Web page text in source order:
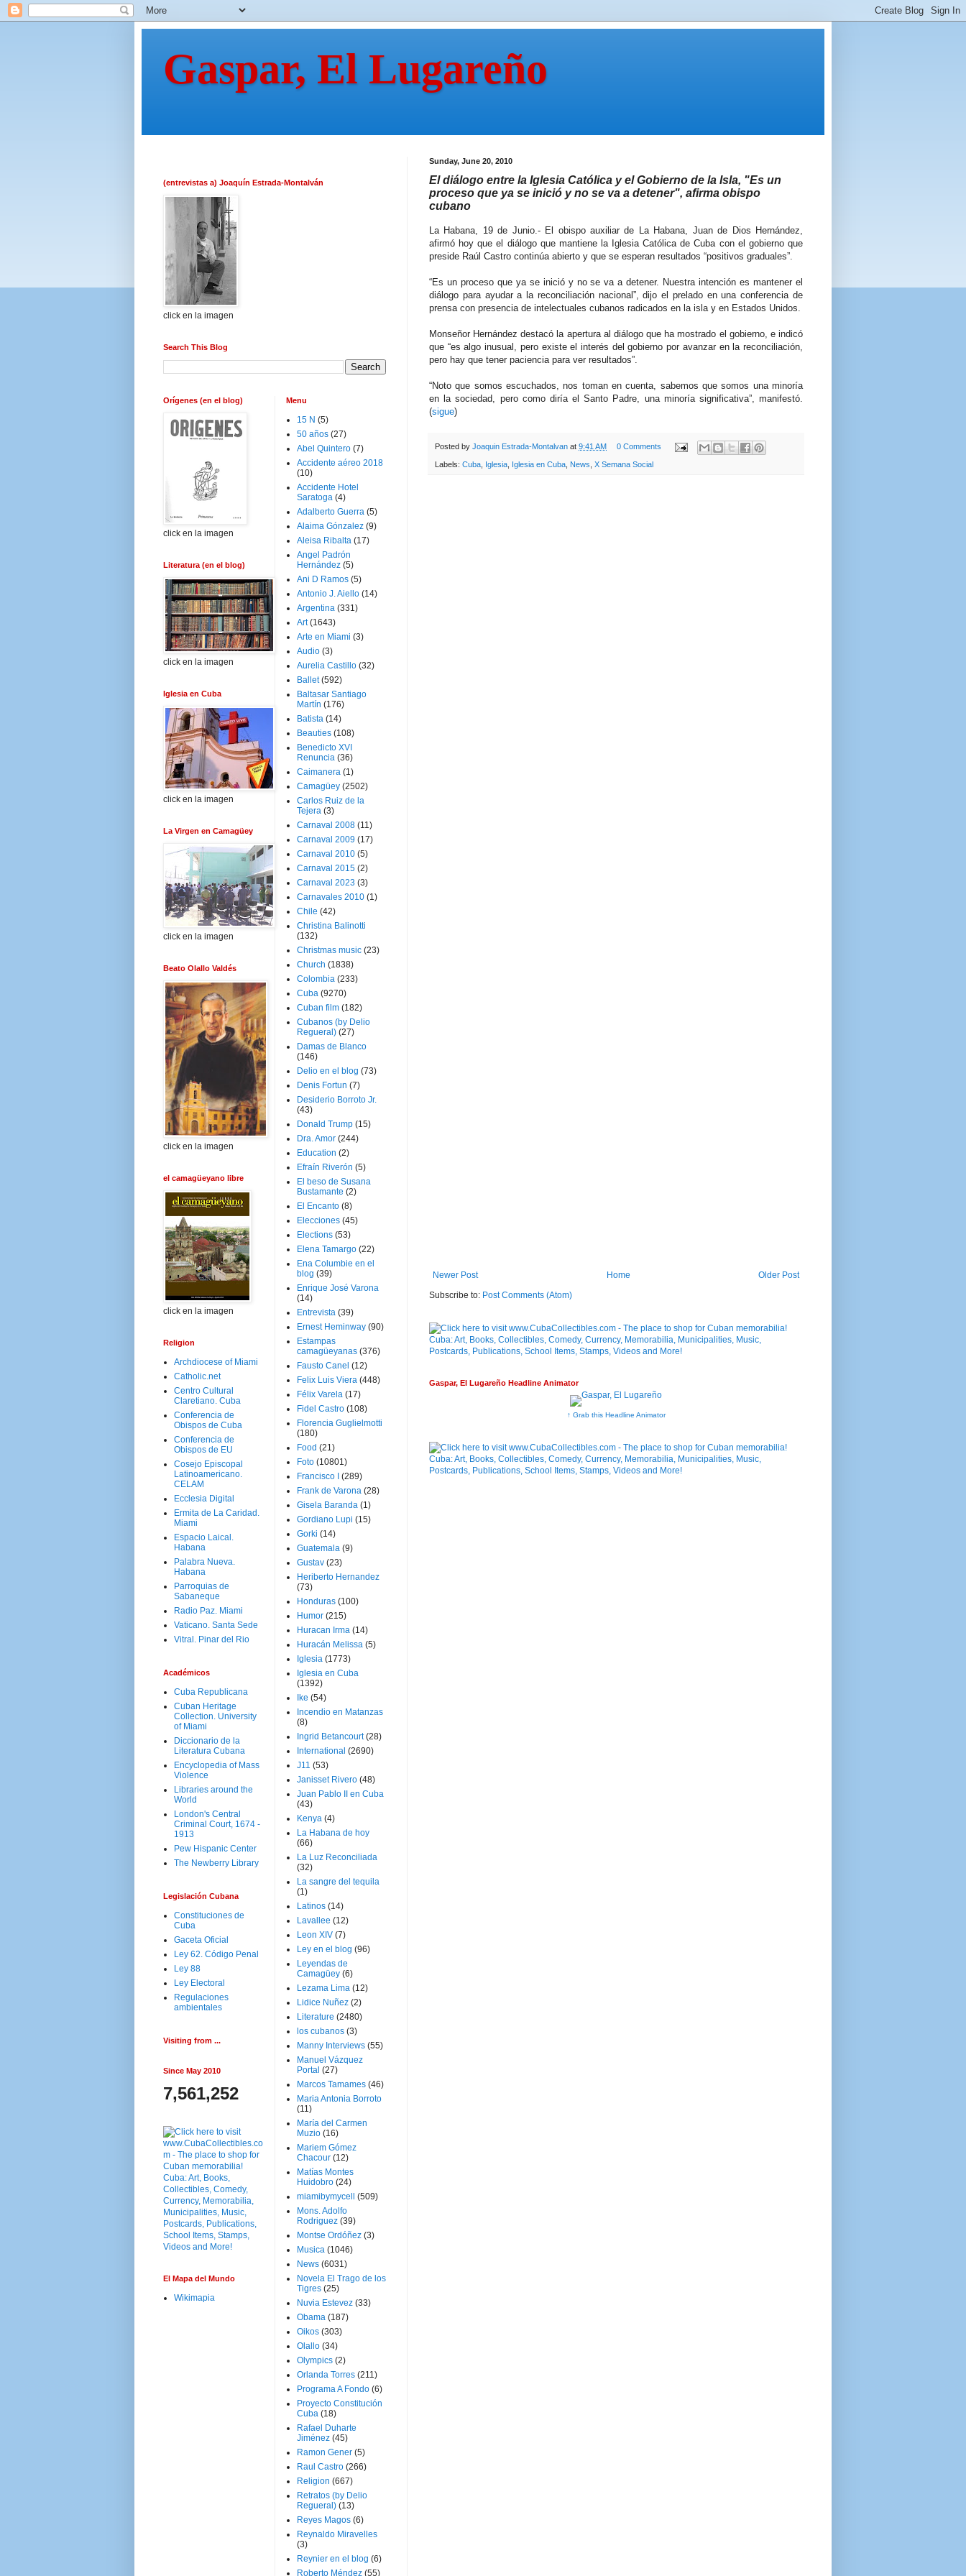
Gaspar, El Lugareño
Sunday, June 20, 2010
El diálogo entre la Iglesia Católica y el Gobierno de la Isla, "Es un
proceso que ya se inició y no se va a detener", afirma obispo
cubano
La Habana, 19 de Junio.- El obispo auxiliar de La Habana, Juan de Dios Hernández,
afirmó hoy que el diálogo que mantiene la Iglesia Católica de Cuba con el gobierno que
preside Raúl Castro continúa abierto y que se esperan resultados “positivos graduales”.
“Es un proceso que ya se inició y no se va a detener. Nuestra intención es mantener el
diálogo para ayudar a la reconciliación nacional”, dijo el prelado en una conferencia de
prensa con presencia de intelectuales cubanos radicados en la isla y en Estados Unidos.
Monseñor Hernández destacó la apertura al diálogo que ha mostrado el gobierno, e indicó
que “es algo inusual, pero existe el interés del gobierno por avanzar en la reconciliación,
pero hay que tener paciencia para ver resultados”.
“Noto que somos escuchados, nos toman en cuenta, sabemos que somos una minoría
en la sociedad, pero como diría el Santo Padre, una minoría significativa”, manifestó.
(sigue)
Posted by Joaquin Estrada-Montalvan at 9:41 AM 0 Comments
Labels: Cuba Iglesia Iglesia en Cuba News X Semana Social
Newer Post Older Post
Home
Subscribe to: Post Comments (Atom)
Gaspar, El Lugareño Headline Animator
↑ Grab this Headline Animator
(entrevistas a) Joaquín Estrada-Montalván
click en la imagen
Search This Blog
Orígenes (en el blog)
click en la imagen
Literatura (en el blog)
click en la imagen
Iglesia en Cuba
click en la imagen
La Virgen en Camagüey
click en la imagen
Beato Olallo Valdés
click en la imagen
el camagüeyano libre
click en la imagen
Religion
Archdiocese of Miami
Catholic.net
Centro Cultural
Claretiano. Cuba
Conferencia de
Obispos de Cuba
Conferencia de
Obispos de EU
Cosejo Episcopal
Latinoamericano.
CELAM
Ecclesia Digital
Ermita de La Caridad.
Miami
Espacio Laical.
Habana
Palabra Nueva.
Habana
Parroquias de
Sabaneque
Radio Paz. Miami
Vaticano. Santa Sede
Vitral. Pinar del Rio
Académicos
Cuba Republicana
Cuban Heritage
Collection. University
of Miami
Diccionario de la
Literatura Cubana
Encyclopedia of Mass
Violence
Libraries around the
World
London's Central
Criminal Court, 1674 -
1913
Pew Hispanic Center
The Newberry Library
Legislación Cubana
Constituciones de
Cuba
Gaceta Oficial
Ley 62. Código Penal
Ley 88
Ley Electoral
Regulaciones
ambientales
Visiting from ...
Since May 2010
7,561,252
El Mapa del Mundo
Wikimapia
Menu
15 N (5)
50 años (27)
Abel Quintero (7)
Accidente aéreo 2018
(10)
Accidente Hotel
Saratoga (4)
Adalberto Guerra (5)
Alaima Gónzalez (9)
Aleisa Ribalta (17)
Angel Padrón
Hernández (5)
Ani D Ramos (5)
Antonio J. Aiello (14)
Argentina (331)
Art (1643)
Arte en Miami (3)
Audio (3)
Aurelia Castillo (32)
Ballet (592)
Baltasar Santiago
Martín (176)
Batista (14)
Beauties (108)
Benedicto XVI
Renuncia (36)
Caimanera (1)
Camagüey (2502)
Carlos Ruiz de la
Tejera (3)
Carnaval 2008 (11)
Carnaval 2009 (17)
Carnaval 2010 (5)
Carnaval 2015 (2)
Carnaval 2023 (3)
Carnavales 2010 (1)
Chile (42)
Christina Balinotti
(132)
Christmas music (23)
Church (1838)
Colombia (233)
Cuba (9270)
Cuban film (182)
Cubanos (by Delio
Regueral) (27)
Damas de Blanco
(146)
Delio en el blog (73)
Denis Fortun (7)
Desiderio Borroto Jr.
(43)
Donald Trump (15)
Dra. Amor (244)
Education (2)
Efraín Riverón (5)
El beso de Susana
Bustamante (2)
El Encanto (8)
Elecciones (45)
Elections (53)
Elena Tamargo (22)
Ena Columbie en el
blog (39)
Enrique José Varona
(14)
Entrevista (39)
Ernest Heminway (90)
Estampas
camagüeyanas (376)
Fausto Canel (12)
Felix Luis Viera (448)
Félix Varela (17)
Fidel Castro (108)
Florencia Guglielmotti
(180)
Food (21)
Foto (10801)
Francisco I
(289)
Frank de Varona (28)
Gisela Baranda (1)
Gordiano Lupi (15)
Gorki (14)
Guatemala (9)
Gustav (23)
Heriberto Hernandez
(73)
Honduras (100)
Humor (215)
Huracan Irma (14)
Huracán Melissa (5)
Iglesia (1773)
Iglesia en Cuba
(1392)
Ike (54)
Incendio en Matanzas
(8)
Ingrid Betancourt (28)
International (2690)
J11 (53)
Janisset Rivero (48)
Juan Pablo II en Cuba
(43)
Kenya (4)
La Habana de hoy
(66)
La Luz Reconciliada
(32)
La sangre del tequila
(1)
Latinos (14)
Lavallee (12)
Leon XIV (7)
Ley en el blog (96)
Leyendas de
Camagüey (6)
Lezama Lima (12)
Lidice Nuñez (2)
Literature (2480)
los cubanos (3)
Manny Interviews (55)
Manuel Vázquez
Portal (27)
Marcos Tamames (46)
Maria Antonia Borroto
(11)
María del Carmen
Muzio (16)
Mariem Gómez
Chacour (12)
Matías Montes
Huidobro (24)
miamibymycell
(509)
Mons. Adolfo
Rodriguez (39)
Montse Ordóñez (3)
Musica (1046)
News (6031)
Novela El Trago de los
Tigres (25)
Nuvia Estevez (33)
Obama (187)
Oikos (303)
Olallo (34)
Olympics (2)
Orlanda Torres (211)
Programa A Fondo (6)
Proyecto Constitución
Cuba (18)
Rafael Duharte
Jiménez (45)
Ramon Gener (5)
Raul Castro (266)
Religion (667)
Retratos (by Delio
Regueral) (13)
Reyes Magos (6)
Reynaldo Miravelles
(3)
Reynier en el blog (6)
Roberto Méndez (55)